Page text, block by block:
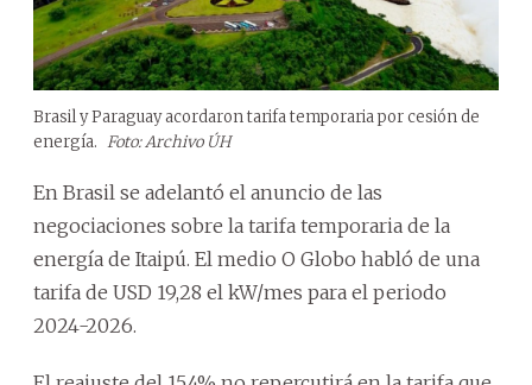
Brasil y Paraguay acordaron tarifa temporaria por cesión de
energía. Foto: Archivo ÚH
En Brasil se adelantó el anuncio de las
negociaciones sobre la tarifa temporaria de la
energía de Itaipú. El medio O Globo habló de una
tarifa de USD 19,28 el kW/mes para el periodo
2024-2026.